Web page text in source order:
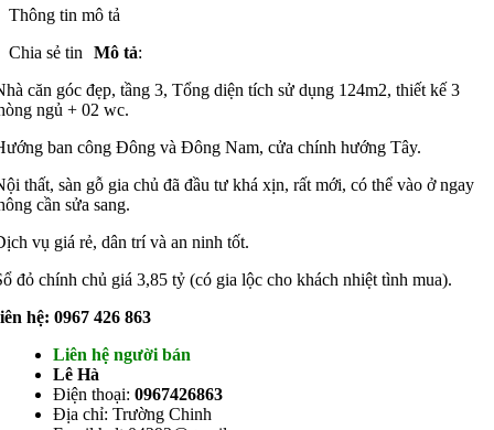
Thông tin mô tả
Chia sẻ tin
Mô tả:
căn góc đẹp, tầng 3, Tổng diện tích sử dụng 124m2, thiết kế 3
ngủ + 02 wc.
ban công Đông và Đông Nam, cửa chính hướng Tây.
thất, sàn gỗ gia chủ đã đầu tư khá xịn, rất mới, có thể vào ở ngay
cần sửa sang.
vụ giá rẻ, dân trí và an ninh tốt.
đỏ chính chủ giá 3,85 tỷ (có gia lộc cho khách nhiệt tình mua).
hệ: 0967 426 863
Liên hệ người bán
Lê Hà
Điện thoại: 0967426863
Địa chỉ: Trường Chinh